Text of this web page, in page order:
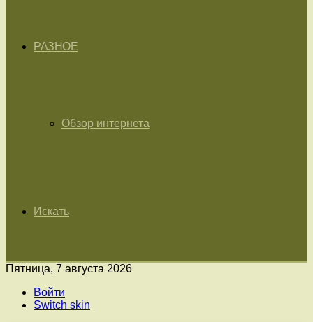
РАЗНОЕ
Обзор интернета
Искать
Пятница, 7 августа 2026
Войти
Switch skin